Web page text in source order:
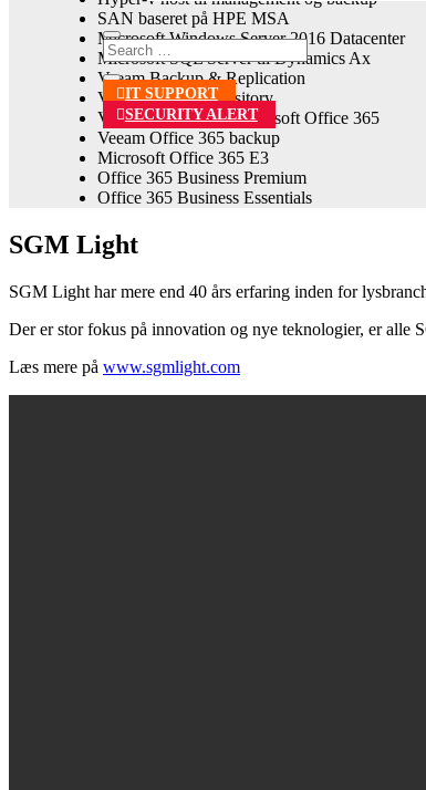
IT SUPPORT
SECURITY ALERT
SAN baseret på HPE MSA
Microsoft Windows Server 2016 Datacenter
Microsoft SQL Server til Dynamics Ax
Veeam Backup & Replication
Veeam Cloud Repository
Veeam Backup for Microsoft Office 365
Veeam Office 365 backup
Microsoft Office 365 E3
Office 365 Business Premium
Office 365 Business Essentials
SGM Light
SGM Light har mere end 40 års erfaring inden for
Der er stor fokus på innovation og nye teknologier, er alle
Læs mere på www.sgmlight.com